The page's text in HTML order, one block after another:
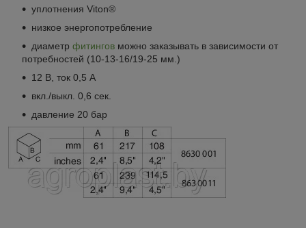
уплотнения Viton®
низкое энергопотребление
диаметр фитингов можно заказывать в зависимости от
потребностей (10-13-16/19-25 мм.)
12 В, ток 0,5 A
вкл./выкл. 0,6 сек.
давление 20 бар